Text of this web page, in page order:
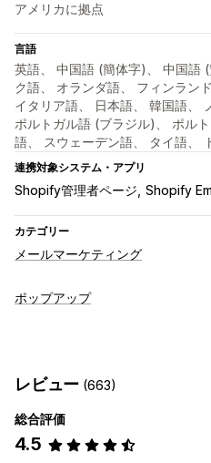
アメリカに拠点
言語
英語、 中国語 (簡体字)、 中国語
ク語、 オランダ語、 フィンラン
イタリア語、 日本語、 韓国語、
ポルトガル語 (ブラジル)、 ポル
語、 スウェーデン語、 タイ語、
連携対象システム・アプリ
Shopify管理者ページ Shopify
カテゴリー
メールマーケティング
キャンペーンタイプ
キャンペーン管理
SMSの収集リスト
ターゲティング セグメンテーショ
ポップアップ
フォーム
ポップアップ管理
編集ツール メールアドレスの収集
レビュー (663)
総合評価
4.5